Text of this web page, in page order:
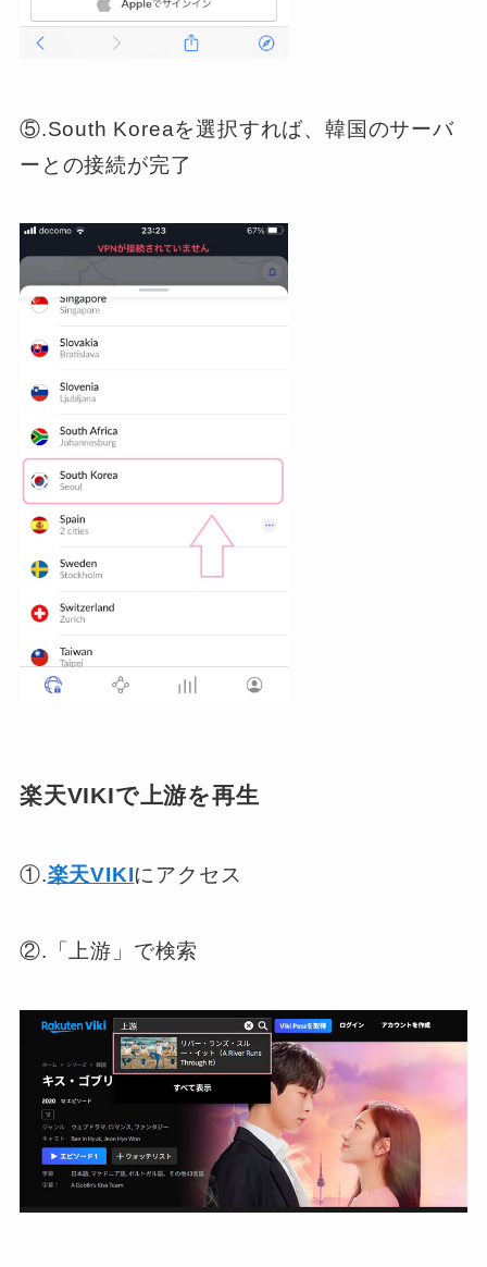
⑤.South Koreaを選択すれば、韓国のサーバ
ーとの接続が完了
楽天VIKIで上游を再生
①.楽天VIKIにアクセス
②.「上游」で検索